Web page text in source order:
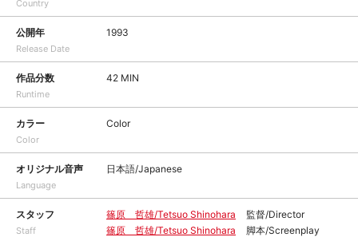
Country
公開年
Release Date
1993
作品分数
Runtime
42 MIN
カラー
Color
Color
オリジナル音声
Language
日本語/Japanese
スタッフ
Staff
篠原 哲雄/Tetsuo Shinohara
監督/Director
篠原 哲雄/Tetsuo Shinohara
脚本/Screenplay